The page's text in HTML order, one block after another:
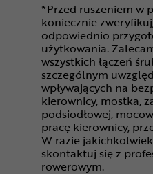
*Przed ruszeniem w
koniecznie
odpowiednio
użytkowania.
wszystkich łączeń
szczególnym
wpływających na
kierownicy, mostka,
podsiodłowej,
pracę kierownicy,
W razie
skontaktuj się z
rowerowym.